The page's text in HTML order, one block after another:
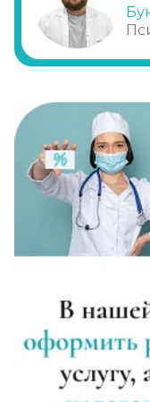
от 3 500 ₽/сутки
Диагностика
от 1 000 ₽
Лечение похмелья
от 1 500 ₽
Экстренное
от 2 000 ₽
Прокапаться от
от 2 000 ₽
Круглосуточный